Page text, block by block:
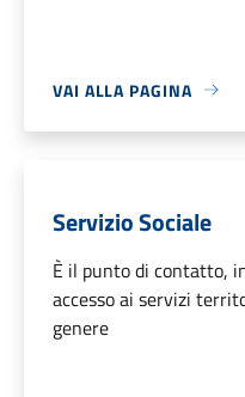
VAI ALLA PAGINA
Servizio Sociale
È il punto di contatto,
accesso ai servizi
genere